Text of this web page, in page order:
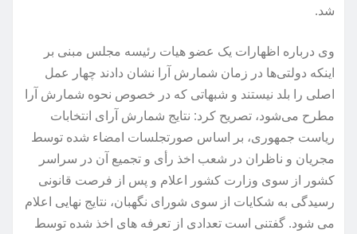
شد.
وی درباره اظهارات یک عضو هیات رئیسه مجلس مبنی بر
اینکه دولتی‌ها در زمان شمارش آرا نشان دادند چهار عمل
اصلی را بلد نیستند و شبهاتی که در خصوص نحوه شمارش آرا
مطرح می‌شود، تصریح کرد: نتایج شمارش آرای انتخابات
ریاست جمهوری، بر اساس صورتجلسات امضاء شده توسط
مجریان و ناظران در شعب اخذ رأی و تجمیع آن در سراسر
کشور از سوی وزارت کشور اعلام و پس از فرصت قانونی
رسیدگی به شکایات از سوی شورای نگهبان، نتایج نهایی اعلام
می شود. گفتنی است تعدادی از تعرفه های اخذ شده توسط